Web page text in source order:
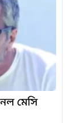
মেসি